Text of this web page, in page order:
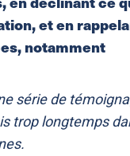
et en
notamment
série de
trop longtemps